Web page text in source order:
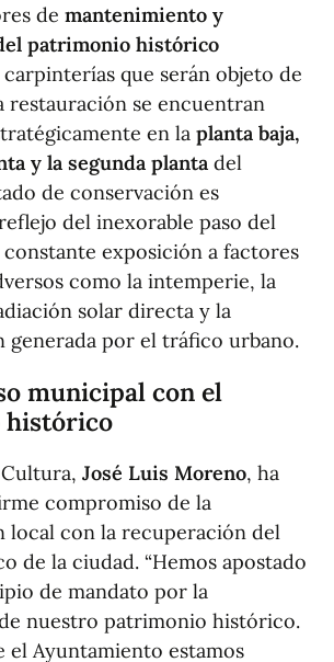
de mantenimiento y
patrimonio histórico
carpinterías que serán objeto de
restauración se encuentran
en la planta baja,
y la segunda planta del
de conservación es
del inexorable paso del
exposición a factores
como la intemperie, la
solar directa y la
generada por el tráfico urbano.
municipal con el
José Luis Moreno, ha
compromiso de la
local con la recuperación del
de la ciudad. “Hemos apostado
de mandato por la
nuestro patrimonio histórico.
el Ayuntamiento estamos